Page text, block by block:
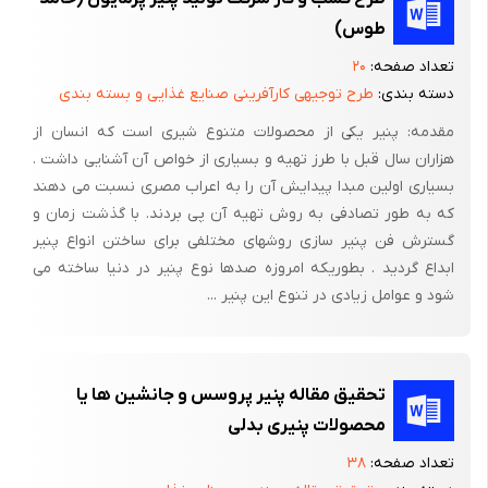
لاکتیکی را که باکتری های دیگر تولید نموده اند مصرف کرده و گاز دی
اکسید کربن آزاد می کند که این گاز تولید حباب هایی می کند که به
شکل سوراخ های متعدد در پنیر به چشم می خورند. هنگامی که پنیر را
ورقه کنیم، این سوراخ ها کاملاً دیده می شوند. به دلیل وجود این
سوراخ ها، صنعت تولید پنیر به این دسته پنیرها لقب پنیرهای چشم
دار داده است. پنیرهای سوئیسی که چنین سوراخ هایی نداشته باشند،
به پنیرهای کور معروفند.
شهر چدار واقع در سامرست (Somerset) تهیه شد. پنیرهای چدار،
امروزه در ایرلند، کانادا، آمریکا، زلاند نو و استرالیا هم تهیه می شوند.
کیفیت این پنیر بسته به مناطق مختلفی که در آنجا تهیه می شود،
طوس)
تعداد صفحه: ۲۰
دسته بندی: طرح توجیهی کارآفرینی صنایع غذایی و بسته بندی
مقدمه: پنیر یکی از محصولات متنوع شیری است که انسان از
هزاران سال قبل با طرز تهیه و بسیاری از خواص آن آشنایی داشت .
بسیاری اولین مبدا پیدایش آن را به اعراب مصری نسبت می دهند
که به طور تصادفی به روش تهیه آن پی بردند. با گذشت زمان و
گسترش فن پنیر سازی روشهای مختلفی برای ساختن انواع پنیر
ابداع گردید . بطوریکه امروزه صدها نوع پنیر در دنیا ساخته می
شود و عوامل زیادی در تنوع این پنیر ...
تحقیق مقاله پنیر پروسس و جانشین ها یا
محصولات پنیری بدلی
تعداد صفحه: ۳۸